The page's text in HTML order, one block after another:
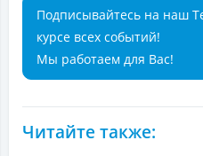
Подписывайтесь на наш
курсе всех событий!
Мы работаем для Вас!
Читайте также: